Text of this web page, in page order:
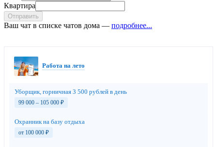
Квартира
Отправить
Ваш чат в списке чатов дома — подробнее...
Работа на лето
Уборщик, горничная 3 500 рублей в день
99 000 – 105 000 ₽
Охранник на базу отдыха
от 100 000 ₽